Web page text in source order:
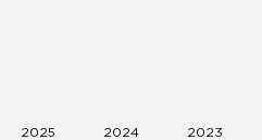
2025 2024 2023